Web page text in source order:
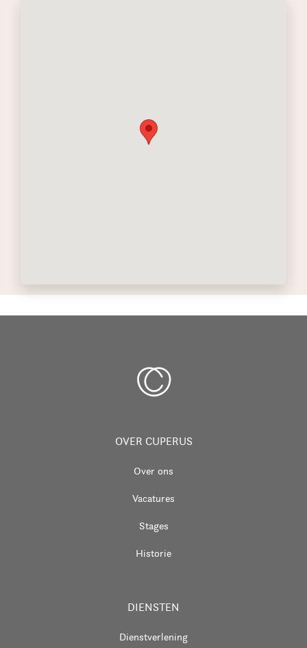
OVER CUPERUS
Over ons
Vacatures
Stages
Historie
DIENSTEN
Dienstverlening